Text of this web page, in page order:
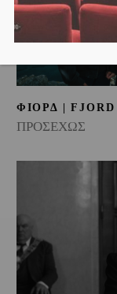
ΦΙΟΡΔ |
ΠΡΟΣΕΧΩΣ